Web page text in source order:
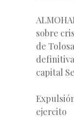
sobre
de
capital
ejercito